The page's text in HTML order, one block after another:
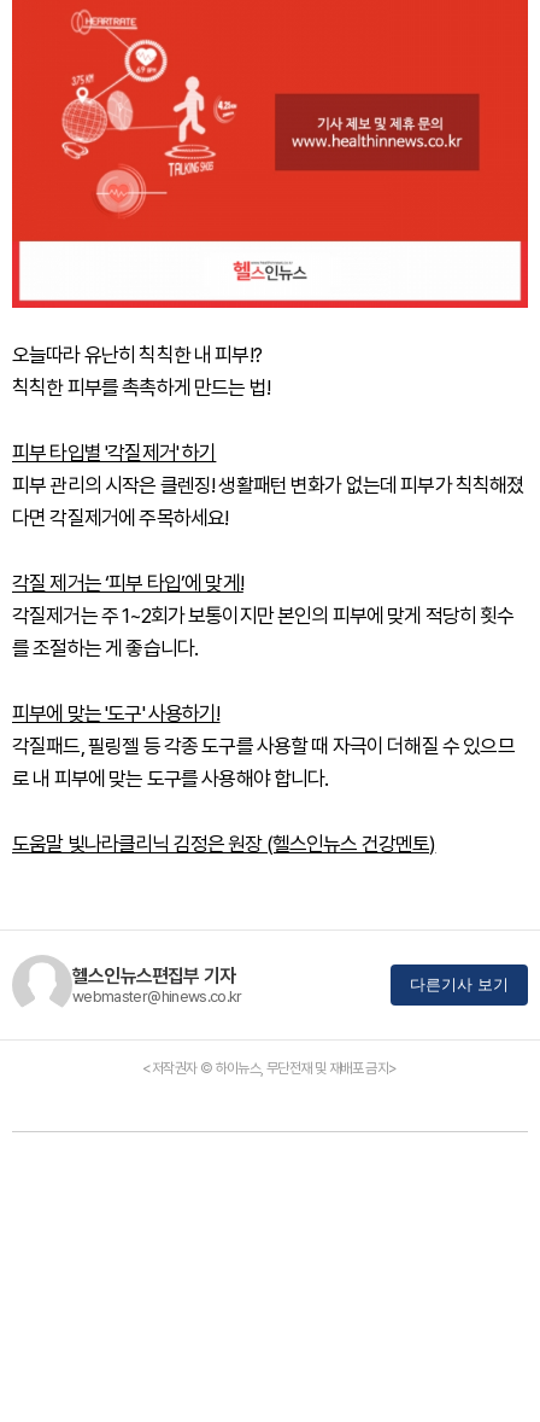
오늘따라 유난히 칙칙한 내 피부!?
칙칙한 피부를 촉촉하게 만드는 법!
피부 타입별 '각질제거' 하기
피부 관리의 시작은 클렌징! 생활패턴 변화가 없는데 피부가 칙칙해졌
다면 각질제거에 주목하세요!
각질 제거는 ‘피부 타입’에 맞게!
각질제거는 주 1~2회가 보통이지만 본인의 피부에 맞게 적당히 횟수
를 조절하는 게 좋습니다.
피부에 맞는 '도구' 사용하기!
각질패드, 필링젤 등 각종 도구를 사용할 때 자극이 더해질 수 있으므
로 내 피부에 맞는 도구를 사용해야 합니다.
도움말 빛나라클리닉 김정은 원장 (헬스인뉴스 건강멘토)
헬스인뉴스편집부 기자
webmaster@hinews.co.kr
다른기사 보기
<저작권자 © 하이뉴스, 무단전재 및 재배포 금지>